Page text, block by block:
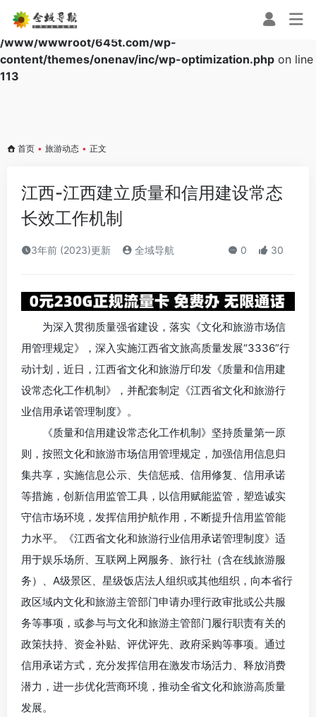
Warning: Array to string conversion in
/www/wwwroot/645t.com/wp-
content/themes/onenav/inc/wp-optimization.php on line
113
首页 • 旅游动态 • 正文
江西-江西建立质量和信用建设常态
长效工作机制
3年前 (2023)更新 全域导航 0 30
为深入贯彻质量强省建设，落实《文化和旅游市场信
用管理规定》，深入实施江西省文旅高质量发展“3336”行
动计划，近日，江西省文化和旅游厅印发《质量和信用建
设常态化工作机制》，并配套制定《江西省文化和旅游行
业信用承诺管理制度》。
《质量和信用建设常态化工作机制》坚持质量第一原
则，按照文化和旅游市场信用管理规定，加强信用信息归
集共享，实施信息公示、失信惩戒、信用修复、信用承诺
等措施，创新信用监管工具，以信用赋能监管，塑造诚实
守信市场环境，发挥信用护航作用，不断提升信用监管能
力水平。《江西省文化和旅游行业信用承诺管理制度》适
用于娱乐场所、互联网上网服务、旅行社（含在线旅游服
务）、A级景区、星级饭店法人组织或其他组织，向本省行
政区域内文化和旅游主管部门申请办理行政审批或公共服
务等事项，或参与与文化和旅游主管部门履行职责有关的
政策扶持、资金补贴、评优评先、政府采购等事项。通过
信用承诺方式，充分发挥信用在激发市场活力、释放消费
潜力，进一步优化营商环境，推动全省文化和旅游高质量
发展。